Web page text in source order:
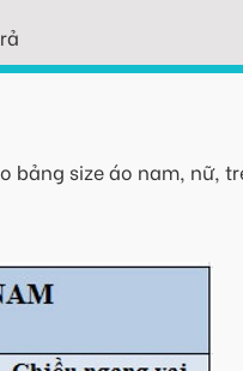
size áo nam, nữ,